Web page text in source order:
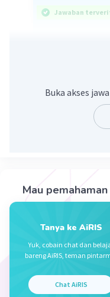
Jawaban
Romawi Timur
didirikan oleh
Kekaisaran
Byzantium
Kekaisaran
Buka akses
Mau
Tanya ke AiRIS
Yuk, cobain chat dan
bareng AiRIS, teman
Chat AiRIS